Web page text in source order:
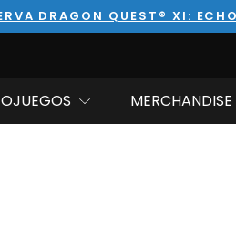
DRAGON QUEST® XI:
MERCHANDISE